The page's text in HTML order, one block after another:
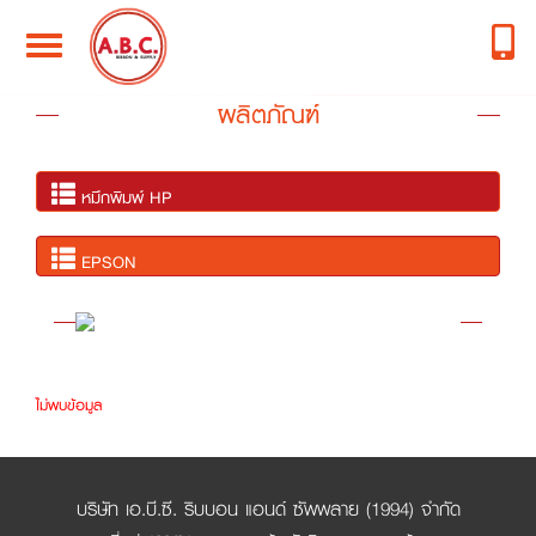
Toggle
navigation
ผลิตภัณฑ์
หมึกพิมพ์ HP
EPSON
ไม่พบข้อมูล
บริษัท เอ.บี.ซี. ริบบอน แอนด์ ซัพพลาย (1994) จำกัด